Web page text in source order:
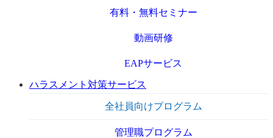
有料・無料セミナー
動画研修
EAPサービス
ハラスメント対策サービス
全社員向けプログラム
管理職プログラム